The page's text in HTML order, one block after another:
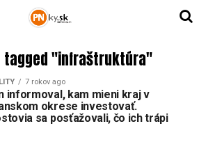
tagged "infraštruktúra"
7 rokov ago
informoval, kam mieni kraj v
okrese investovať.
sa posťažovali, čo ich trápi